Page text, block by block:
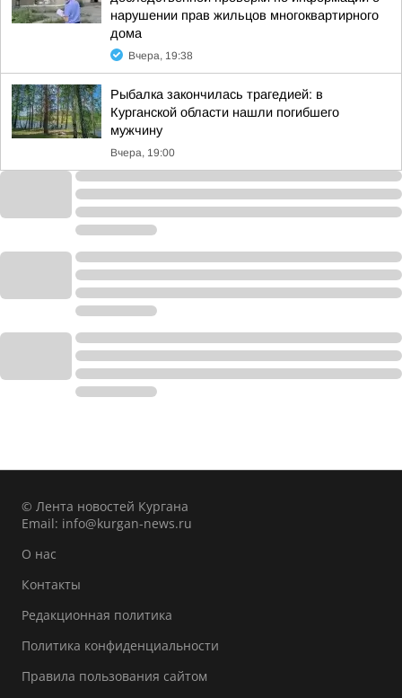
нарушении прав жильцов многоквартирного
дома
Вчера, 19:38
Рыбалка закончилась трагедией: в
Курганской области нашли погибшего
мужчину
Вчера, 19:00
© Лента новостей Кургана
Email: info@kurgan-news.ru
О нас
Контакты
Редакционная политика
Политика конфиденциальности
Правила пользования сайтом